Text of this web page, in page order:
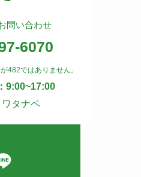
問い合わせ
6070
482ではありません。
9:00~17:00
タナベ